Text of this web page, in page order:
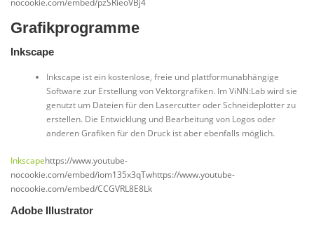
Grafikprogramme
Inkscape
Inkscape ist ein kostenlose, freie und plattformunabhängige
Software zur Erstellung von Vektorgrafiken. Im ViNN:Lab wird sie
genutzt um Dateien für den Lasercutter oder Schneideplotter zu
erstellen. Die Entwicklung und Bearbeitung von Logos oder
anderen Grafiken für den Druck ist aber ebenfalls möglich.
Inkscapehttps://www.youtube-
nocookie.com/embed/iom135x3qTwhttps://www.youtube-
nocookie.com/embed/CCGVRL8E8Lk
Adobe Illustrator